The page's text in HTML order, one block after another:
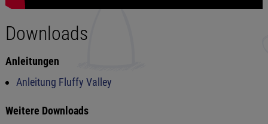
Downloads
Anleitungen
Anleitung Fluffy Valley
Weitere Downloads